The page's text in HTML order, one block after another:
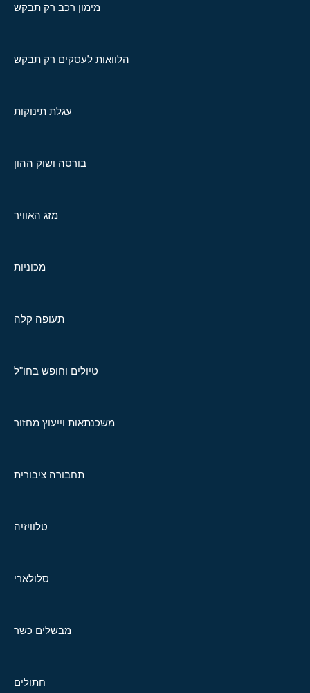
מימון רכב רק תבקש
הלוואות לעסקים רק תבקש
עגלת תינוקות
בורסה ושוק ההון
מזג האוויר
מכוניות
תעופה קלה
טיולים וחופש בחו"ל
משכנתאות וייעוץ מחזור
תחבורה ציבורית
טלוויזיה
סלולארי
מבשלים כשר
חתולים